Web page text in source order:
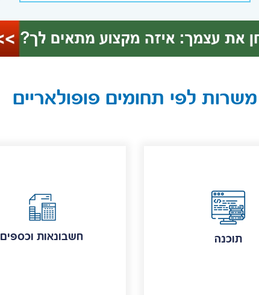
משרות לפי תחומים פופולאריים
חשבונאות וכספים תוכנה